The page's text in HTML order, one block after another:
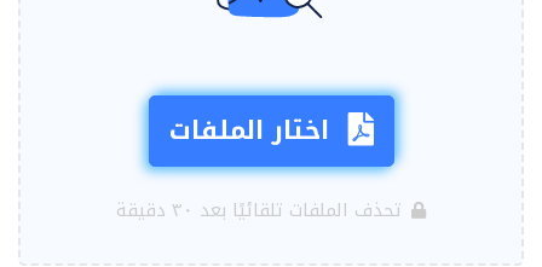
اختار الملفات
تحذف الملفات تلقائيًا بعد ٣٠ دقيقة